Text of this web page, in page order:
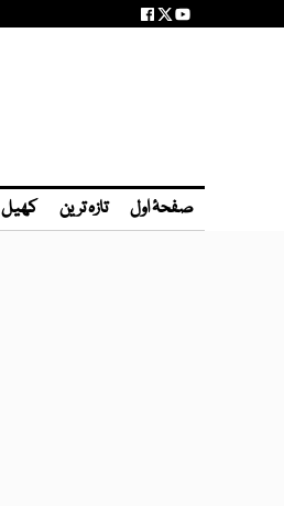
صفحۂ اول تازہ ترین کھیل